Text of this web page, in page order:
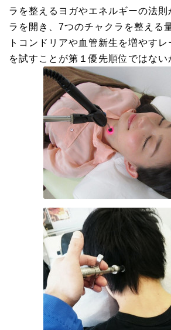
ラを整えるヨガやエネルギーの法則
ラを開き、7つのチャクラを整える
トコンドリアや血管新生を増やす
を試すことが第１優先順位ではない